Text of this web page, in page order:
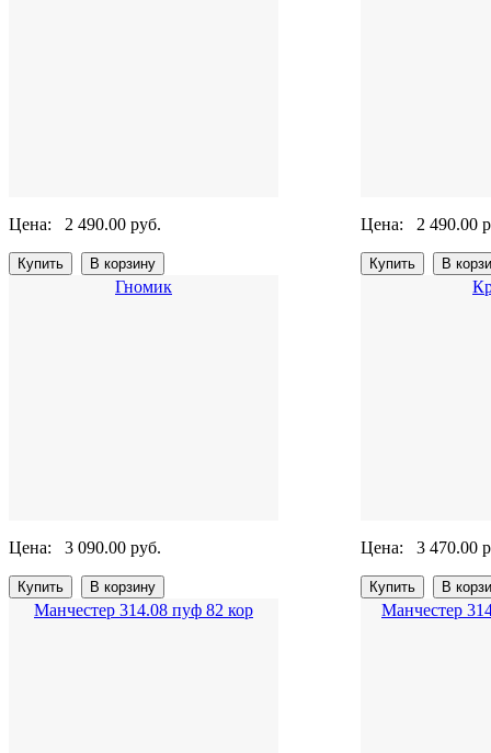
Цена: 2 490.00 руб. Цена: 2 490.00
Гномик
Цена: 3 090.00 руб. Цена: 3 470.00
Манчестер 314.08 пуф 82 кор Манчестер